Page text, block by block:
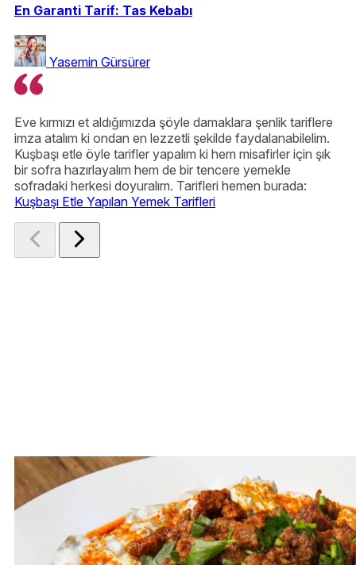
En Garanti Tarif: Tas Kebabı
Yasemin Gürsürer
Eve kırmızı et aldığımızda şöyle damaklara şenlik tariflere
imza atalım ki ondan en lezzetli şekilde faydalanabilelim.
Kuşbaşı etle öyle tarifler yapalım ki hem misafirler için şık
bir sofra hazırlayalım hem de bir tencere yemekle
sofradaki herkesi doyuralım. Tarifleri hemen burada:
Kuşbaşı Etle Yapılan Yemek Tarifleri